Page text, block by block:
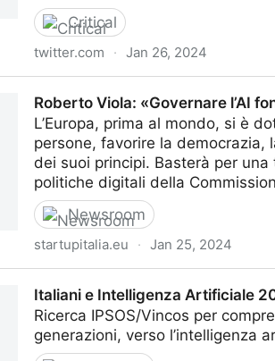
Critical
twitter.com · Jan 26, 2024
Roberto Viola: «Governare l’AI
L’Europa, prima al mondo, si è
persone, favorire la democrazia,
dei suoi principi. Basterà per
politiche digitali della
Newsroom
startupitalia.eu · Jan 25, 2024
Italiani e Intelligenza Artificiale
Ricerca IPSOS/Vincos per
generazioni, verso l’intelligenza